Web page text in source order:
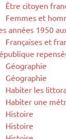
Être citoyen
Femmes et
années 1950
Françaises et
Géographie
Géographie
Habiter les
Habiter une
Histoire
Histoire